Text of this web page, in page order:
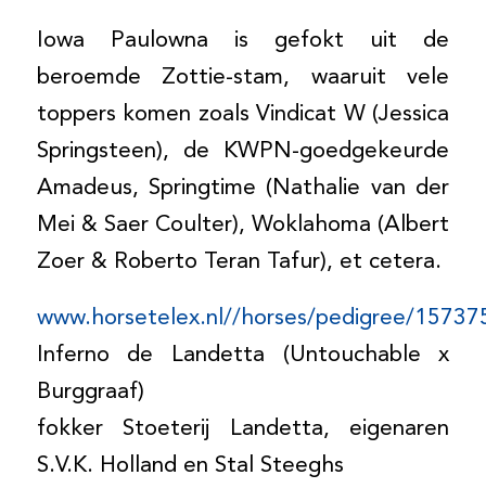
Iowa Paulowna is gefokt uit de
beroemde Zottie-stam, waaruit vele
toppers komen zoals Vindicat W (Jessica
Springsteen), de KWPN-goedgekeurde
Amadeus, Springtime (Nathalie van der
Mei & Saer Coulter), Woklahoma (Albert
Zoer & Roberto Teran Tafur), et cetera.
www.horsetelex.nl//horses/pedigree/
Inferno de Landetta (Untouchable x
Burggraaf)
fokker Stoeterij Landetta, eigenaren
S.V.K. Holland en Stal Steeghs